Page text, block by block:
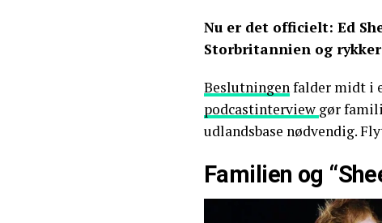
Nu er det officielt: Ed
Storbritannien og
Beslutningenfalder midt i
podcastinterview gør
udlandsbase nødvendig.
Familien og